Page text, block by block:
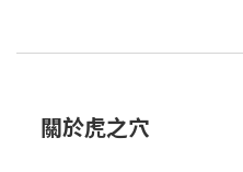
關於虎之穴